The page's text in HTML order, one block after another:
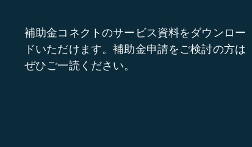
補助金コネクトのサービス資料をダウンロー
ドいただけます。補助金申請をご検討の方は
ぜひご一読ください。